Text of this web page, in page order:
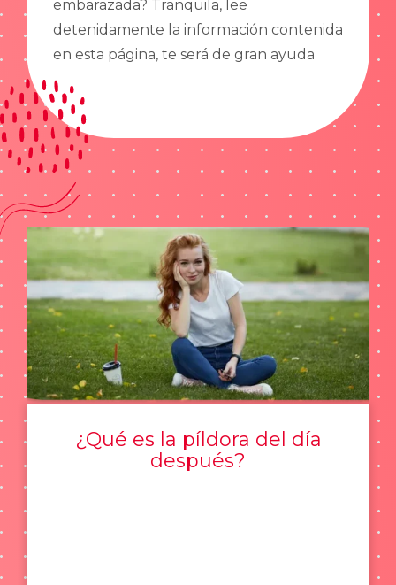
embarazada? Tranquila, lee
detenidamente la información contenida
en esta página, te será de gran ayuda
¿Qué es la píldora del día
después?